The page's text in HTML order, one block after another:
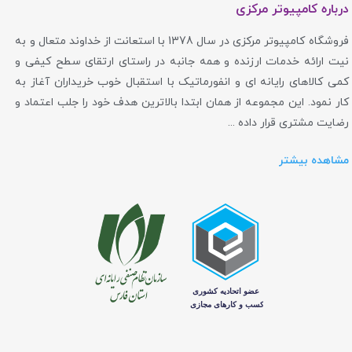
غول سخت‌افزاری آغاز شد.
منابع تغذیه (پاور یا PSU):
آن‌ها شروع به تولید پاورهایی
کردند که به پایداری، بازدهی بالا و نویز کم معروف شدند.
سری‌هایی مانند RMx و AX هنوز هم جزو بهترین‌های بازار
هستند.
خنک‌کننده‌ها (Cooling):
مایع یکپارچه (AIO) خود، این بازار را متحول کرد. سری
Hydro (H) آن‌ها به کاربران اجازه داد تا بدون دردسرهای
خنک‌کننده مایع سفارشی، از عملکرد و ظاهر فوق‌العاده آن‌ها
بهره‌مند شوند.
کیس‌های کامپیوتر (Cases):
درباره کامپیوتر مرکزی
فروشگاه کامپیوتر مرکزی در سال 1378 با استعانت از خداوند متعال و به
نیت ارائه خدمات ارزنده و همه جانبه در راستای ارتقای سطح کیفی و
کمی کالاهای رایانه ای و انفورماتیک با استقبال خوب خریداران آغاز به
کار نمود. این مجموعه از همان ابتدا بالاترین هدف خود را جلب اعتماد و
رضایت مشتری قرار داده ...
مشاهده بیشتر